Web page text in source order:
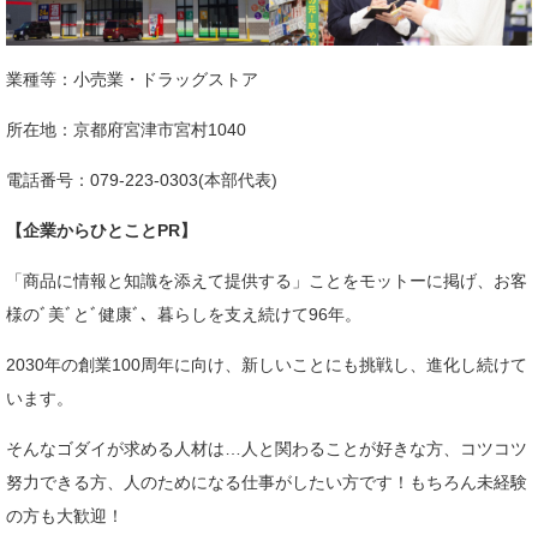
業種等：小売業・ドラッグストア
所在地：京都府宮津市宮村1040
電話番号：079-223-0303(本部代表)
【企業からひとことPR】
「商品に情報と知識を添えて提供する」ことをモットーに掲げ、お客
様のﾞ美ﾞとﾞ健康ﾞ、暮らしを支え続けて96年。
2030年の創業100周年に向け、新しいことにも挑戦し、進化し続けて
います。
そんなゴダイが求める人材は…人と関わることが好きな方、コツコツ
努力できる方、人のためになる仕事がしたい方です！もちろん未経験
の方も大歓迎！